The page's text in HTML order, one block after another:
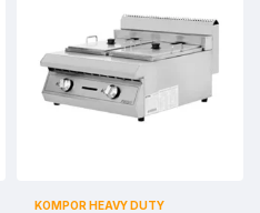
KOMPOR HEAVY DUTY